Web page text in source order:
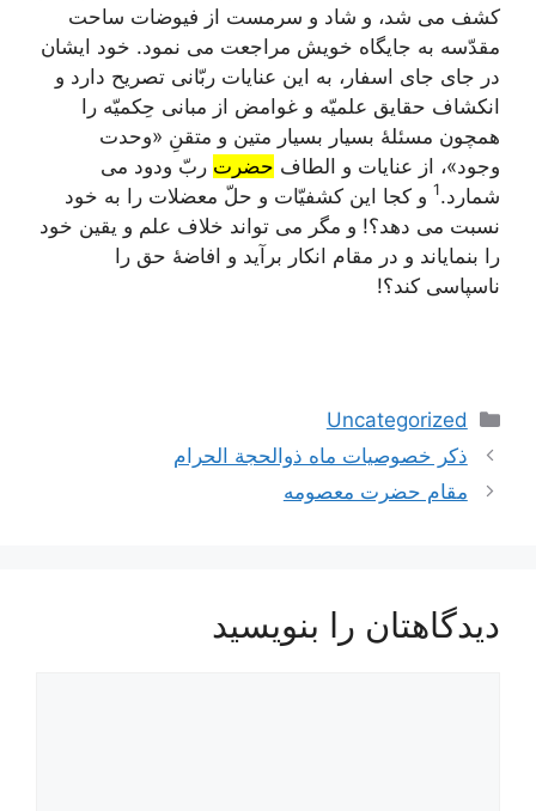
کشف می شد، و شاد و سرمست از فیوضات ساحت
مقدّسه به جایگاه خویش مراجعت می نمود. خود ایشان
در جای جای اسفار ، به این عنایات ربّانی تصریح دارد و
انکشاف حقایق علمیّه و غوامض از مبانی حِکمیّه را
همچون مسئلۀ بسیار بسیار متین و متقنِ «وحدت
وجود»، از عنایات و الطاف حضرت ربّ ودود می
شمارد.1 و کجا این کشفیّات و حلّ معضلات را به خود
نسبت می دهد؟! و مگر می تواند خلاف علم و یقین خود
را بنمایاند و در مقام انکار برآید و افاضۀ حق را
ناسپاسی کند؟!
دسته‌ها
Uncategorized
ناوبری
نوشته‌ها
ذکر خصوصیات ماه ذوالحجة الحرام‌
مقام حضرت معصومه
دیدگاهتان را بنویسید